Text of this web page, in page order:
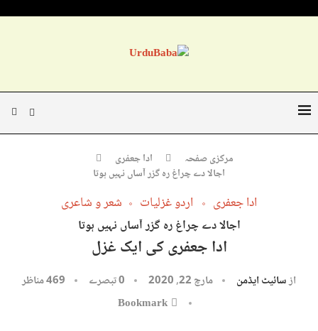
مرکزی صفحہ
ادا جعفری
اجالا دے چراغ رہ گزر آساں نہیں ہوتا
ادا جعفری اردو غزلیات شعر و شاعری
اجالا دے چراغ رہ گزر آساں نہیں ہوتا
ادا جعفری کی ایک غزل
ازسائیٹ ایڈمن مارچ 22, 2020 0 تبصرے 469مناظر
Bookmark